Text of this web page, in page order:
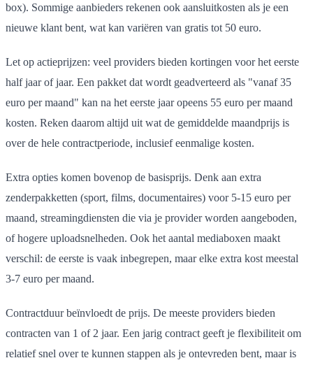
box). Sommige aanbieders rekenen ook aansluitkosten als je een
nieuwe klant bent, wat kan variëren van gratis tot 50 euro.
Let op actieprijzen: veel providers bieden kortingen voor het eerste
half jaar of jaar. Een pakket dat wordt geadverteerd als "vanaf 35
euro per maand" kan na het eerste jaar opeens 55 euro per maand
kosten. Reken daarom altijd uit wat de gemiddelde maandprijs is
over de hele contractperiode, inclusief eenmalige kosten.
Extra opties komen bovenop de basisprijs. Denk aan extra
zenderpakketten (sport, films, documentaires) voor 5-15 euro per
maand, streamingdiensten die via je provider worden aangeboden,
of hogere uploadsnelheden. Ook het aantal mediaboxen maakt
verschil: de eerste is vaak inbegrepen, maar elke extra kost meestal
3-7 euro per maand.
Contractduur beïnvloedt de prijs. De meeste providers bieden
contracten van 1 of 2 jaar. Een jarig contract geeft je flexibiliteit om
relatief snel over te kunnen stappen als je ontevreden bent, maar is